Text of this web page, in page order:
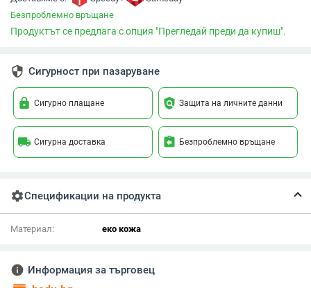
Безпроблемно връщане
Продуктът се предлага с опция "Прегледай преди да купиш".
security Сигурност при пазаруване
lock Сигурно плащане policy Защита на личните данни
local_shipping Сигурна доставка assignment_return Безпроблемно връщане
settingsСпецификации на продукта
Материал: еко кожа
info Информация за търговец